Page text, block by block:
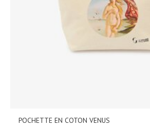
POCHETTE EN COTON VENUS